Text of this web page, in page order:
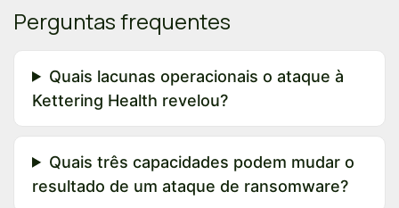
Perguntas frequentes
Quais lacunas operacionais o ataque à
Kettering Health revelou?
Quais três capacidades podem mudar o
resultado de um ataque de ransomware?